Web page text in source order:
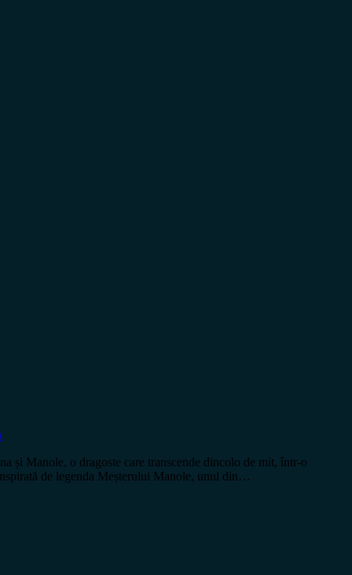
și Manole, o dragoste care transcende dincolo de mit, într-o
de legenda Meșterului Manole, unul din…